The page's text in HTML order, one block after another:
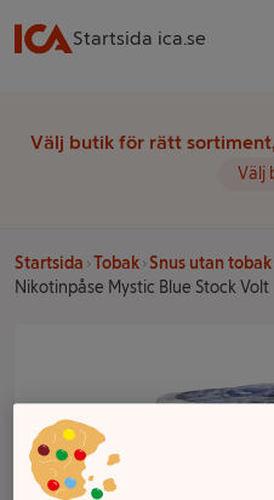
Startsida ica.se
Välj butik för rätt
Välj
Startsida Tobak Snus utan tobak
Nikotinpåse Mystic Blue Stock Volt